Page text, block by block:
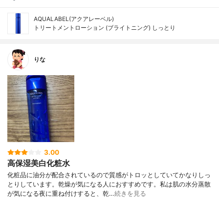
AQUALABEL(アクアレーベル)
トリートメントローション (ブライトニング) しっとり
りな
3.00
高保湿美白化粧水
化粧品に油分が配合されているので質感がトロッとしていてかなりしっ
とりしています。乾燥が気になる人におすすめです。私は肌の水分蒸散
が気になる夜に重ね付けすると、乾…続きを見る